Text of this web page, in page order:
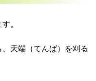
。
、天端（てんば）を刈る